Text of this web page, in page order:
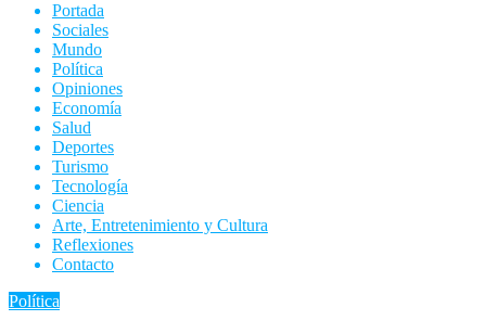
Portada
Sociales
Mundo
Política
Opiniones
Economía
Salud
Deportes
Turismo
Tecnología
Ciencia
Arte, Entretenimiento y Cultura
Reflexiones
Contacto
Política